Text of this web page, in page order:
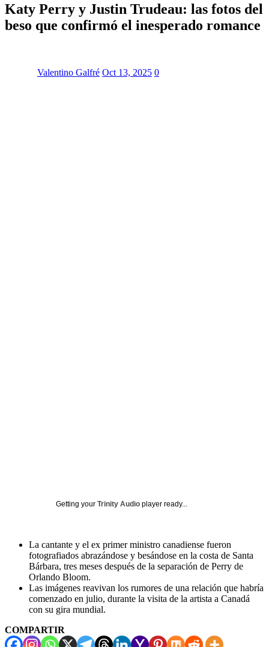
Katy Perry y Justin Trudeau: las fotos del
beso que confirmó el inesperado romance
Valentino Galfré Oct 13, 2025 0
Getting your Trinity Audio player ready...
La cantante y el ex primer ministro canadiense fueron
fotografiados abrazándose y besándose en la costa de Santa
Bárbara, tres meses después de la separación de Perry de
Orlando Bloom.
Las imágenes reavivan los rumores de una relación que habría
comenzado en julio, durante la visita de la artista a Canadá
con su gira mundial.
COMPARTIR